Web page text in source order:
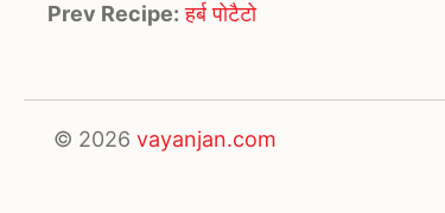
Prev Recipe: हर्ब पोटैटो
© 2026 vayanjan.com